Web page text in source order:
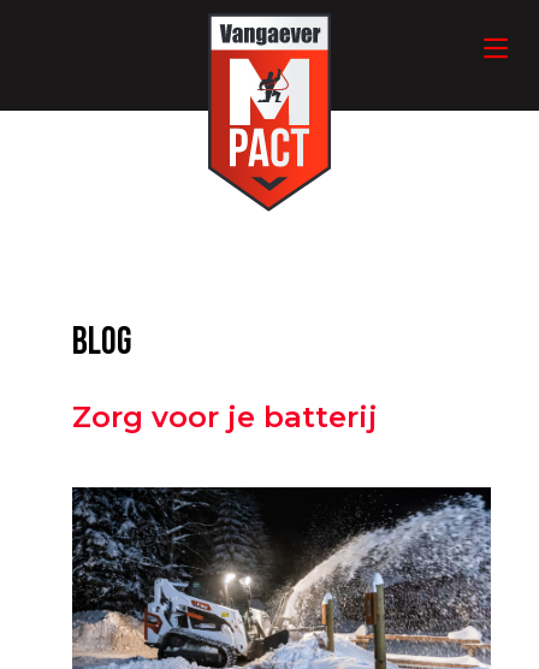
blog
Zorg voor je batterij